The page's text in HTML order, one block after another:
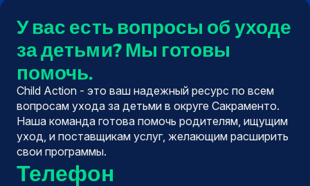
У вас есть вопросы об уходе
за детьми? Мы готовы
помочь.
Child Action - это ваш надежный ресурс по всем
вопросам ухода за детьми в округе Сакраменто.
Наша команда готова помочь родителям, ищущим
уход, и поставщикам услуг, желающим расширить
свои программы.
Телефон